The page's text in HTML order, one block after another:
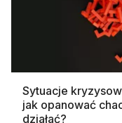
Sytuacje
jak opanować
działać?